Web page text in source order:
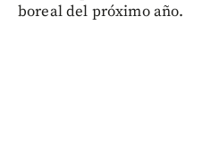
boreal del próximo año.